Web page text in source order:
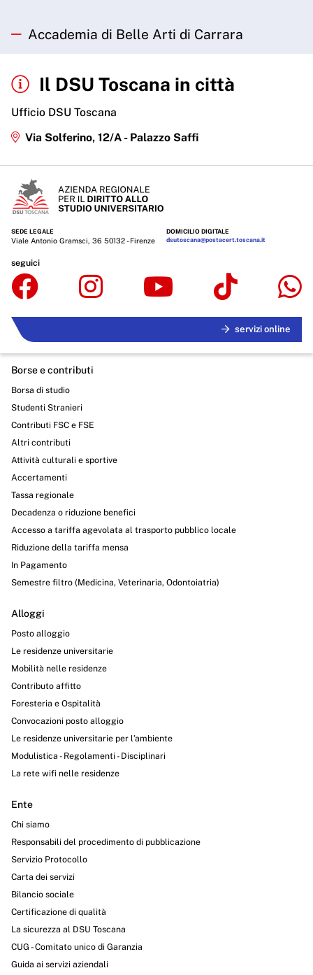
Accademia di Belle Arti di Carrara
Il DSU Toscana in città
Ufficio DSU Toscana
Via Solferino, 12/A - Palazzo Saffi
SEDE LEGALE
Viale Antonio Gramsci, 36 50132 - Firenze
DOMICILIO DIGITALE
dsutoscana@postacert.toscana.it
seguici
servizi online
Borse e contributi
Borsa di studio
Studenti Stranieri
Contributi FSC e FSE
Altri contributi
Attività culturali e sportive
Accertamenti
Tassa regionale
Decadenza o riduzione benefici
Accesso a tariffa agevolata al trasporto pubblico locale
Riduzione della tariffa mensa
In Pagamento
Semestre filtro (Medicina, Veterinaria, Odontoiatria)
Alloggi
Posto alloggio
Le residenze universitarie
Mobilità nelle residenze
Contributo affitto
Foresteria e Ospitalità
Convocazioni posto alloggio
Le residenze universitarie per l’ambiente
Modulistica - Regolamenti - Disciplinari
La rete wifi nelle residenze
Ente
Chi siamo
Responsabili del procedimento di pubblicazione
Servizio Protocollo
Carta dei servizi
Bilancio sociale
Certificazione di qualità
La sicurezza al DSU Toscana
CUG - Comitato unico di Garanzia
Guida ai servizi aziendali